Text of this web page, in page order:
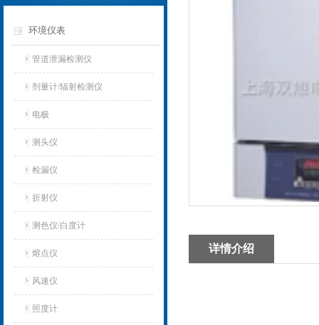
环境仪表
管道泄漏检测仪
剂量计/辐射检测仪
电极
测头仪
检漏仪
折射仪
测色仪/白度计
熔点仪
风速仪
照度计
详情介绍